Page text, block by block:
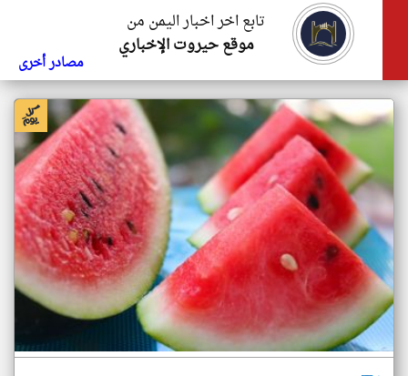
تابع اخر اخبار اليمن من
موقع حيروت الإخباري
مصادر أخرى